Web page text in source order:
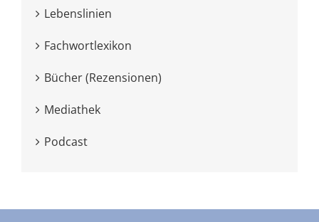
Lebenslinien
Fachwortlexikon
Bücher (Rezensionen)
Mediathek
Podcast